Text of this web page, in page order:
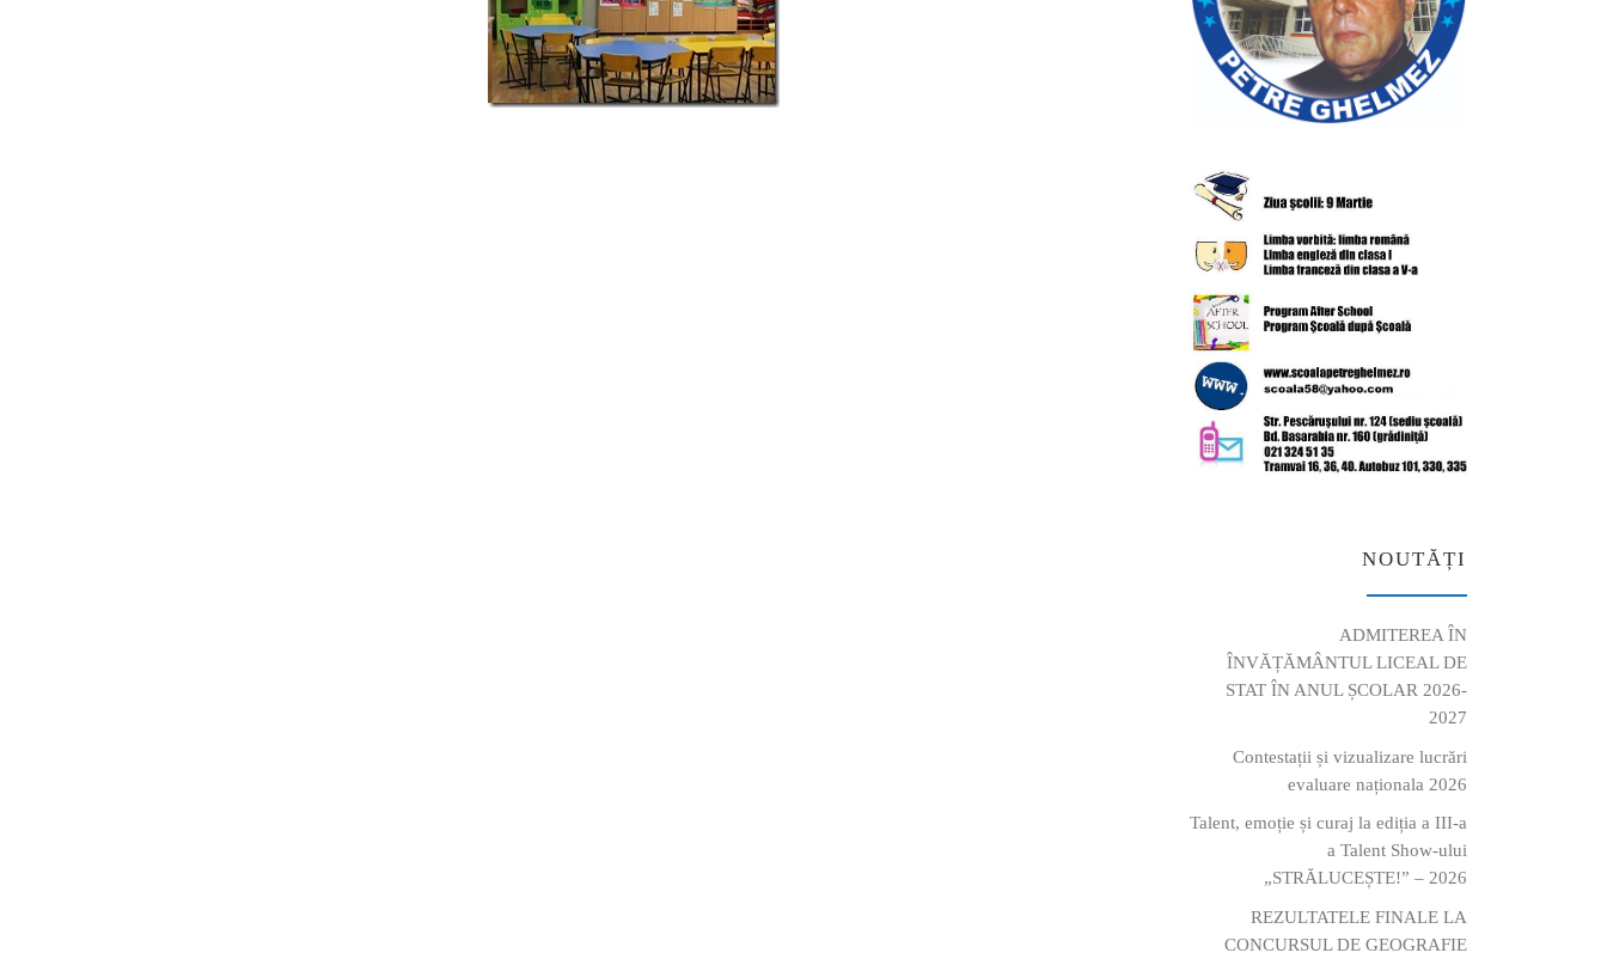
NOUTĂȚI
ADMITEREA ÎN
ÎNVĂȚĂMÂNTUL LICEAL DE
STAT ÎN ANUL ȘCOLAR 2026-
2027
Contestații și vizualizare lucrări
evaluare naționala 2026
Talent, emoție și curaj la ediția a III-a
a Talent Show-ului
„STRĂLUCEȘTE!” – 2026
REZULTATELE FINALE LA
CONCURSUL DE GEOGRAFIE